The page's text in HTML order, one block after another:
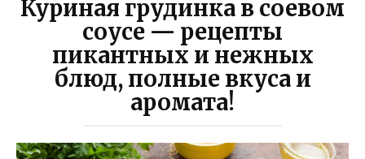
Куриная грудинка в соевом
соусе — рецепты
пикантных и нежных
блюд, полные вкуса и
аромата!